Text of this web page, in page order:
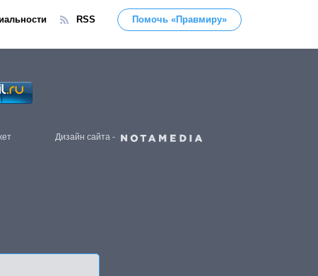
RSS Помочь «Правмиру»
Дизайн сайта -